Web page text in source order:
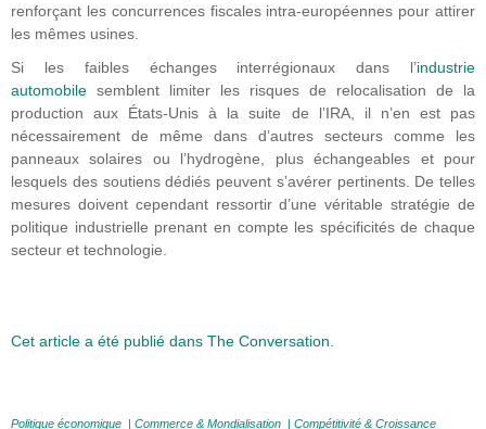
renforçant les concurrences fiscales intra-européennes pour attirer
les mêmes usines.
Si les faibles échanges interrégionaux dans l’industrie
automobile semblent limiter les risques de relocalisation de la
production aux États-Unis à la suite de l’IRA, il n’en est pas
nécessairement de même dans d’autres secteurs comme les
panneaux solaires ou l’hydrogène, plus échangeables et pour
lesquels des soutiens dédiés peuvent s’avérer pertinents. De telles
mesures doivent cependant ressortir d’une véritable stratégie de
politique industrielle prenant en compte les spécificités de chaque
secteur et technologie.
Cet article a été publié dans The Conversation.
Politique économique Commerce & Mondialisation Compétitivité & Croissance